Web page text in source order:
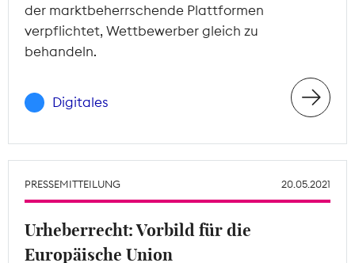
der marktbeherrschende Plattformen
verpflichtet, Wettbewerber gleich zu
behandeln.
Digitales
PRESSEMITTEILUNG 20.05.2021
Urheberrecht: Vorbild für die
Europäische Union